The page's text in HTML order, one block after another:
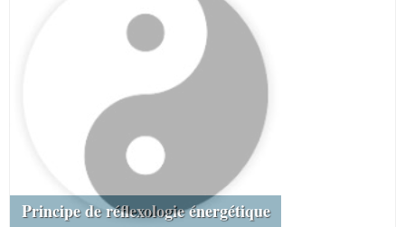
Principe de réflexologie énergétique